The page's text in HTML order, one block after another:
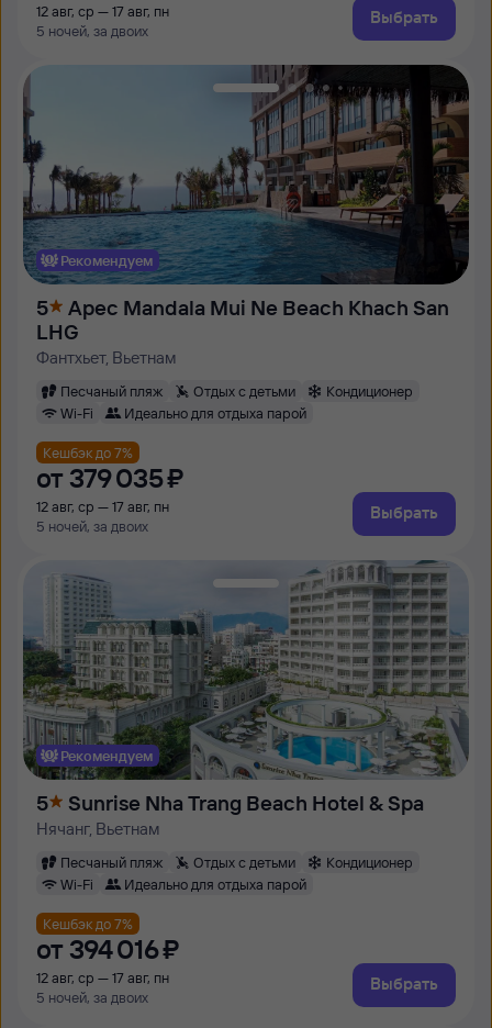
12 авг, ср — 17 авг, пн
5 ночей, за двоих
Выбрать
Рекомендуем
5
Apec Mandala Mui Ne Beach Khach San
LHG
Фантхьет, Вьетнам
Песчаный пляж Отдых с детьми
Кондиционер
Wi-Fi
Идеально для отдыха парой
Кешбэк до 7%
от 379 ⁠035 ⁠₽
12 авг, ср — 17 авг, пн
5 ночей, за двоих
Выбрать
Рекомендуем
5 Sunrise Nha Trang Beach Hotel & Spa
Нячанг, Вьетнам
Песчаный пляж Отдых с детьми
Кондиционер
Wi-Fi
Идеально для отдыха парой
Кешбэк до 7%
от 394 ⁠016 ⁠₽
12 авг, ср — 17 авг, пн
5 ночей, за двоих
Выбрать